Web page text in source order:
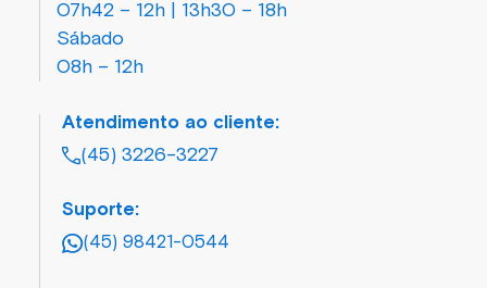
07h42 – 12h | 13h30 – 18h
Sábado
08h – 12h
Atendimento ao cliente:
(45) 3226-3227
Suporte:
(45) 98421-0544